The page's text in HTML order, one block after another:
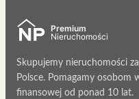
Skupujemy nieruchomości
Polsce. Pomagamy osobom
finansowej od ponad 10 lat.